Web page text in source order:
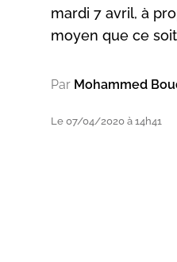
mardi 7 avril, à
moyen que ce
Par Mohammed
Le 07/04/2020 à 14h41